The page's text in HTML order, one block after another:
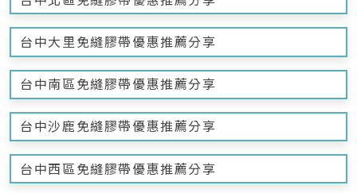
台中大里免縫膠帶優惠推薦分享
台中南區免縫膠帶優惠推薦分享
台中沙鹿免縫膠帶優惠推薦分享
台中西區免縫膠帶優惠推薦分享